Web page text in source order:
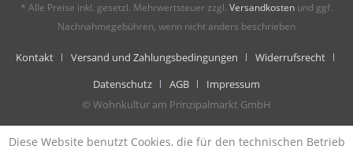
* Alle Preise inkl. gesetzl. Mehrwertsteuer zzgl. Versandkosten und ggf.
Nachnahmegebühren, wenn nicht anders beschrieben
Kontakt Versand und Zahlungsbedingungen
Widerrufsrecht
Datenschutz
AGB
Impressum
© Wohnkultur am Prinzipalmarkt GmbH
Diese Website benutzt Cookies, die für den technischen Betrieb